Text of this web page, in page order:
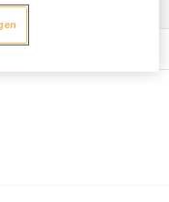
climbing-